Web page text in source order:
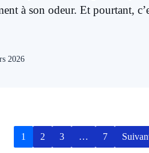
à son odeur. Et pourtant,
2026
1 2 3 … 7